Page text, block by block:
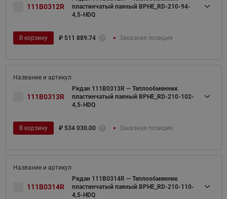
111B0312R
пластинчатый паяный BPHE_RD-210-94-
4,5-HDQ
В корзину ₽ 511 889.74 Заказная позиция
111B0313R
Ридан 111B0313R — Теплообменник
пластинчатый паяный BPHE_RD-210-102-
4,5-HDQ
В корзину ₽ 534 030.00 Заказная позиция
111B0314R
Ридан 111B0314R — Теплообменник
пластинчатый паяный BPHE_RD-210-110-
4,5-HDQ